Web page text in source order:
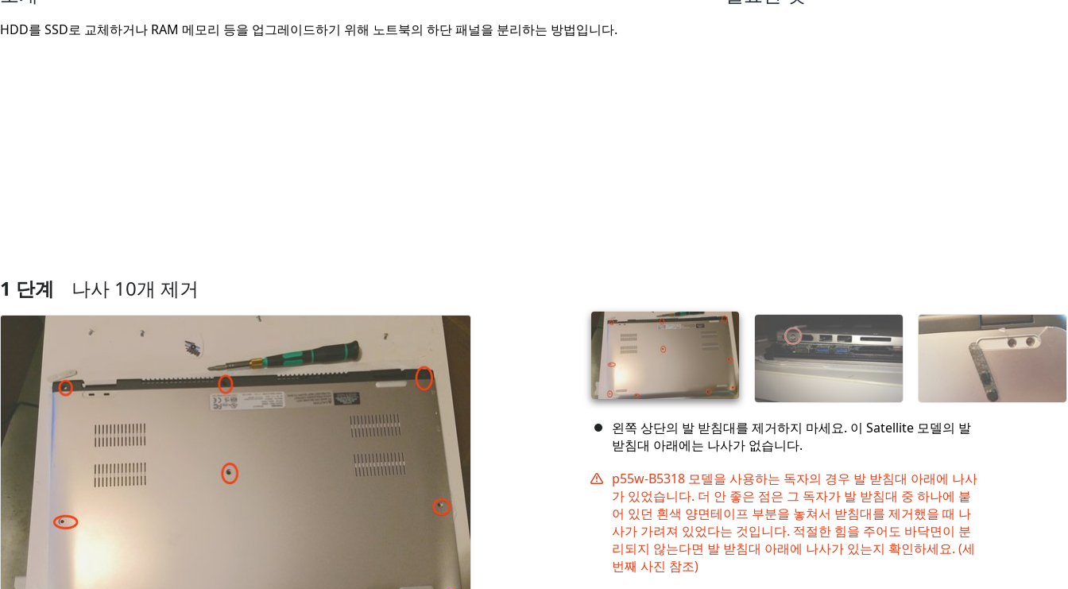
HDD를 SSD로 교체하거나 RAM 메모리 등을 업그레이드하기 위해 노트북의 하단 패널을 분리하는 방법입니다.
1 단계 나사 10개 제거
왼쪽 상단의 발 받침대를 제거하지 마세요. 이 Satellite 모델의 발
받침대 아래에는 나사가 없습니다.
p55w-B5318 모델을 사용하는 독자의 경우 발 받침대 아래에 나사
가 있었습니다. 더 안 좋은 점은 그 독자가 발 받침대 중 하나에 붙
어 있던 흰색 양면테이프 부분을 놓쳐서 받침대를 제거했을 때 나
사가 가려져 있었다는 것입니다. 적절한 힘을 주어도 바닥면이 분
리되지 않는다면 발 받침대 아래에 나사가 있는지 확인하세요. (세
번째 사진 참조)